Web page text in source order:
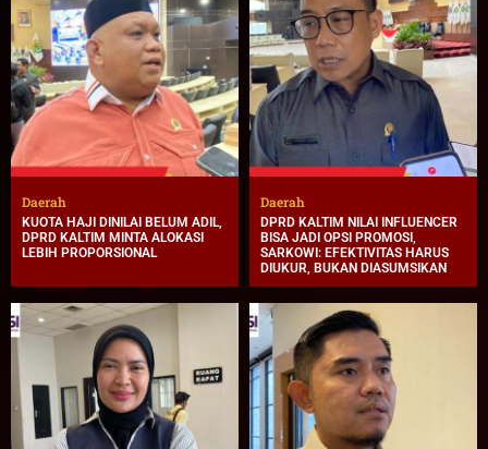
Daerah
KUOTA HAJI DINILAI BELUM ADIL,
DPRD KALTIM MINTA ALOKASI
LEBIH PROPORSIONAL
Daerah
DPRD KALTIM NILAI INFLUENCER
BISA JADI OPSI PROMOSI,
SARKOWI: EFEKTIVITAS HARUS
DIUKUR, BUKAN DIASUMSIKAN